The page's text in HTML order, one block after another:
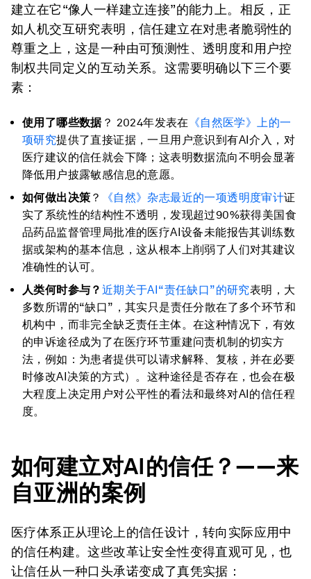
建立在它“像人一样建立连接”的能力上。相反，正
如人机交互研究表明，信任建立在对患者脆弱性的
尊重之上，这是一种由可预测性、透明度和用户控
制权共同定义的互动关系。这需要明确以下三个要
素：
使用了哪些数据？ 2024年发表在 《自然医学》上的一
项研究提供了直接证据，一旦用户意识到有AI介入，对
医疗建议的信任就会下降；这表明数据流向不明会显著
降低用户披露敏感信息的意愿。
如何做出决策 ？ 《自然》杂志最近的一项透明度审计证
实了系统性的结构性不透明，发现超过90%获得美国食
品药品监督管理局批准的医疗AI设备未能报告其训练数
据或架构的基本信息，这从根本上削弱了人们对其建议
准确性的认可。
人类何时参与？ 近期关于AI“责任缺口”的研究表明，大
多数所谓的“缺口”，其实只是责任分散在了多个环节和
机构中，而非完全缺乏责任主体。在这种情况下，有效
的申诉途径成为了在医疗环节重建问责机制的切实方
法，例如：为患者提供可以请求解释、复核，并在必要
时修改AI决策的方式）。这种途径是否存在，也会在极
大程度上决定用户对公平性的看法和最终对AI的信任程
度。
如何建立对AI的信任？——来
自亚洲的案例
医疗体系正从理论上的信任设计，转向实际应用中
的信任构建。这些改革让安全性变得直观可见，也
让信任从一种口头承诺变成了真凭实据：